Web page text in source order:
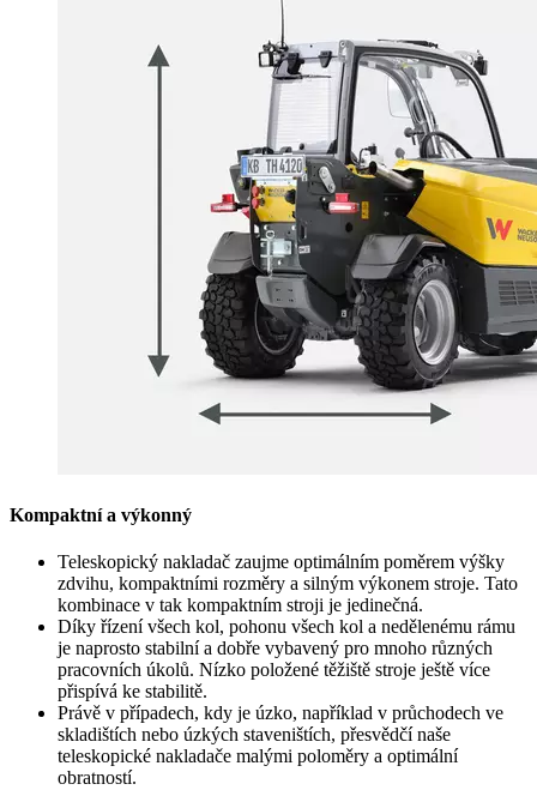
Kompaktní a výkonný
Teleskopický nakladač zaujme optimálním poměrem výšky
zdvihu, kompaktními rozměry a silným výkonem stroje. Tato
kombinace v tak kompaktním stroji je jedinečná.
Díky řízení všech kol, pohonu všech kol a nedělenému rámu
je naprosto stabilní a dobře vybavený pro mnoho různých
pracovních úkolů. Nízko položené těžiště stroje ještě více
přispívá ke stabilitě.
Právě v případech, kdy je úzko, například v průchodech ve
skladištích nebo úzkých staveništích, přesvědčí naše
teleskopické nakladače malými poloměry a optimální
obratností.